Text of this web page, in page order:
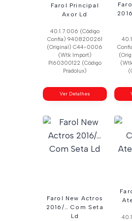
Farol Principal
Axor Ld
40.1.7.006 (Código
Confia) 9408200261
(Original) C44-0006
(Wtk Import)
Pl60300122 (Código
Pradolux)
Ver Detalhes
Farol New Actros
2016/… Com Seta
Ld